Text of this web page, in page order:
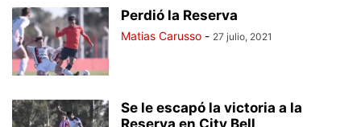
Perdió la Reserva
Matias Carusso - 27 julio, 2021
Se le escapó la victoria a la
Reserva en City Bell